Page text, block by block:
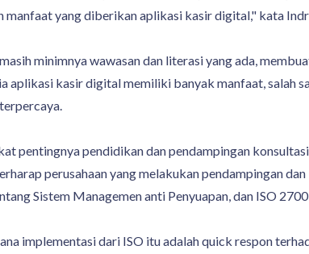
manfaat yang diberikan aplikasi kasir digital," kata
minimnya wawasan dan literasi yang ada,
aplikasi kasir digital memiliki banyak manfaat, salah
pentingnya pendidikan dan pendampingan
perusahaan yang melakukan pendampingan
Sistem Managemen anti Penyuapan, dan ISO
implementasi dari ISO itu adalah quick respon